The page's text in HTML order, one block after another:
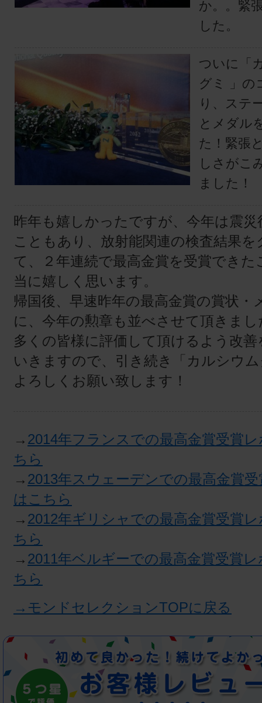
か。。緊
した。
ついに「
グミ 」の
り、ステ
とメダル
た！緊張
しさがこ
ました！
昨年も嬉しかったですが、今年は震
こともあり、放射能関連の検査結果を
て、２年連続で最高金賞を受賞できた
当に嬉しく思います。
帰国後、早速昨年の最高金賞の賞状・
に、今年の勲章も並べさせて頂きまし
多くの皆様に評価して頂けるよう改善
いきますので、引き続き「カルシウ
よろしくお願い致します！
→ 2014年フランスでの最高金賞受賞
ちら
→ 2013年スウェーデンでの最高金賞
はこちら
→ 2012年ギリシャでの最高金賞受賞
ちら
→ 2011年ベルギーでの最高金賞受賞
ちら
→モンドセレクションTOPに戻る